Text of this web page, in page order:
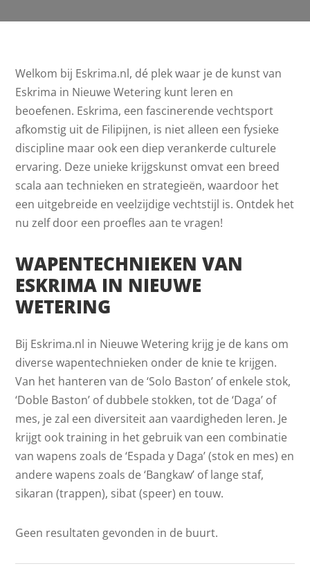
Welkom bij Eskrima.nl, dé plek waar je de kunst van
Eskrima in Nieuwe Wetering kunt leren en
beoefenen. Eskrima, een fascinerende vechtsport
afkomstig uit de Filipijnen, is niet alleen een fysieke
discipline maar ook een diep verankerde culturele
ervaring. Deze unieke krijgskunst omvat een breed
scala aan technieken en strategieën, waardoor het
een uitgebreide en veelzijdige vechtstijl is. Ontdek het
nu zelf door een proefles aan te vragen!
WAPENTECHNIEKEN VAN
ESKRIMA IN NIEUWE
WETERING
Bij Eskrima.nl in Nieuwe Wetering krijg je de kans om
diverse wapentechnieken onder de knie te krijgen.
Van het hanteren van de ‘Solo Baston’ of enkele stok,
‘Doble Baston’ of dubbele stokken, tot de ‘Daga’ of
mes, je zal een diversiteit aan vaardigheden leren. Je
krijgt ook training in het gebruik van een combinatie
van wapens zoals de ‘Espada y Daga’ (stok en mes) en
andere wapens zoals de ‘Bangkaw’ of lange staf,
sikaran (trappen), sibat (speer) en touw.
Geen resultaten gevonden in de buurt.